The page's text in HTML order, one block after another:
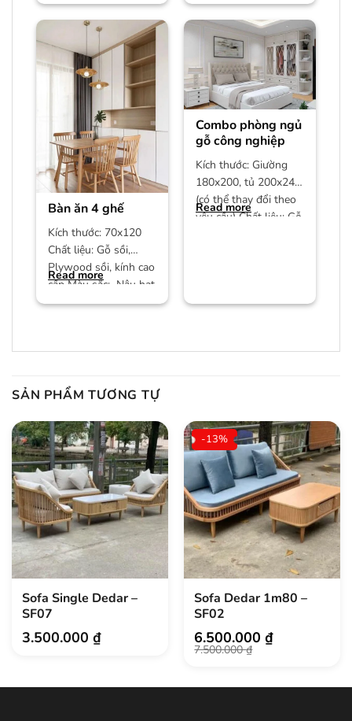
Bàn ăn 4 ghế
Kích thước: 70x120
Chất liệu: Gỗ sồi,
Plywood sồi, kính cao
cấp Màu sắc: Nâu hạt
dẻ/màu trần Bảo
Read more
Combo phòng ngủ
gỗ công nghiệp
Kích thước: Giường
180x200, tủ 200x240
(có thể thay đổi theo
yêu cầu) Chất liệu: Gỗ
Read more
SẢN PHẨM TƯƠNG TỰ
Sofa Single Dedar –
SF07
3.500.000₫
-13%
Sofa Dedar 1m80 –
SF02
7.500.000₫
Giá
gốc
6.500.000₫
Giá
hiện
6.500.000 ₫.